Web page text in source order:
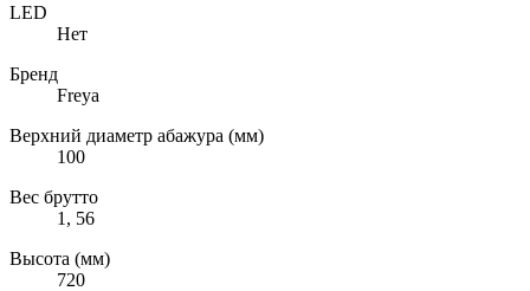
LED
Нет
Бренд
Freya
Верхний диаметр абажура (мм)
100
Вес брутто
1, 56
Высота (мм)
720